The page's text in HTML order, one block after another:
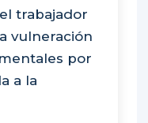
trabajador
vulneración
por
a la